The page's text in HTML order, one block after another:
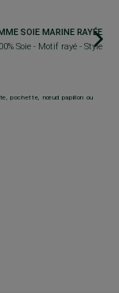
SOIE MARINE RAYÉE
Soie - Motif rayé - Style
pochette, nœud papillon ou